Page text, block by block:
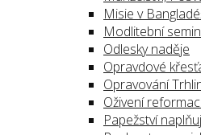
Misie v
Modlitební
Odlesky naděje
Opravdové
Opravování
Oživení
Papežství